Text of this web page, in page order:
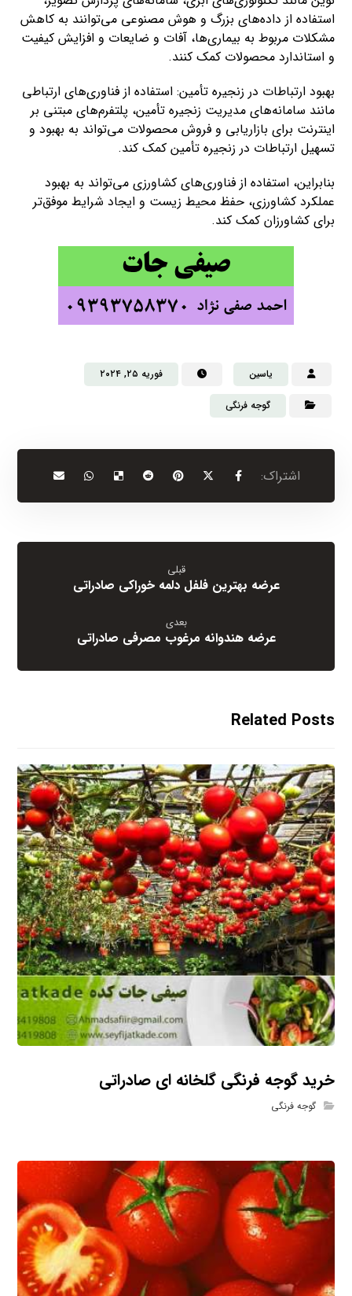
استفاده از داده‌های بزرگ و هوش مصنوعی می‌توانند به کاهش
مشکلات مربوط به بیماری‌ها، آفات و ضایعات و افزایش کیفیت
و استاندارد محصولات کمک کنند.
بهبود ارتباطات در زنجیره تأمین: استفاده از فناوری‌های ارتباطی
مانند سامانه‌های مدیریت زنجیره تأمین، پلتفرم‌های مبتنی بر
اینترنت برای بازاریابی و فروش محصولات می‌تواند به بهبود و
تسهیل ارتباطات در زنجیره تأمین کمک کند.
بنابراین، استفاده از فناوری‌های کشاورزی می‌تواند به بهبود
عملکرد کشاورزی، حفظ محیط زیست و ایجاد شرایط موفق‌تر
برای کشاورزان کمک کند.
یاسین فوریه ۲۵, ۲۰۲۴
گوجه فرنگی
قبلی
عرضه بهترین فلفل دلمه خوراکی صادراتی
بعدی
عرضه هندوانه مرغوب مصرفی صادراتی
Related Posts
خرید گوجه فرنگی گلخانه ای صادراتی
گوجه فرنگی